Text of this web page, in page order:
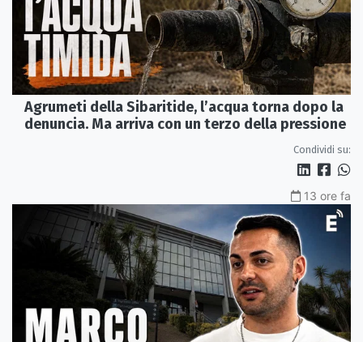
Agrumeti della Sibaritide, l’acqua torna dopo la
denuncia. Ma arriva con un terzo della pressione
Condividi su:
13 ore fa